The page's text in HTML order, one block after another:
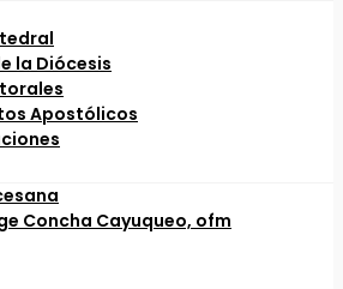
la Diócesis
Apostólicos
Concha Cayuqueo, ofm